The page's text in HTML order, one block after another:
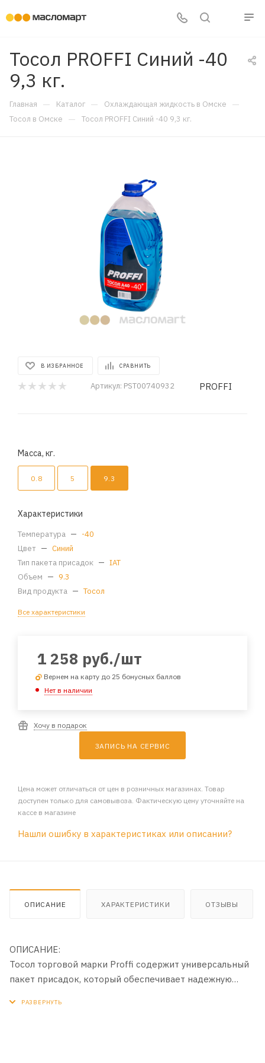
Тосол PROFFI Синий -40
9,3 кг.
Главная — Каталог — Охлаждающая жидкость в Омске —
Тосол в Омске — Тосол PROFFI Синий -40 9,3 кг.
В ИЗБРАННОЕ СРАВНИТЬ
Артикул: PST00740932 PROFFI
Масса, кг.
0.8 5 9.3
Характеристики
Температура — -40
Цвет — Синий
Тип пакета присадок — IAT
Объем — 9.3
Вид продукта — Тосол
Все характеристики
1 258 руб./шт
Вернем на карту до 25 бонусных баллов
Нет в наличии
Хочу в подарок
ЗАПИСЬ НА СЕРВИС
Цена может отличаться от цен в розничных магазинах. Товар
доступен только для самовывоза. Фактическую цену уточняйте на
кассе в магазине
Нашли ошибку в характеристиках или описании?
ОПИСАНИЕ ХАРАКТЕРИСТИКИ ОТЗЫВЫ
ОПИСАНИЕ:
Тосол торговой марки Proffi содержит универсальный
пакет присадок, который обеспечивает надежную